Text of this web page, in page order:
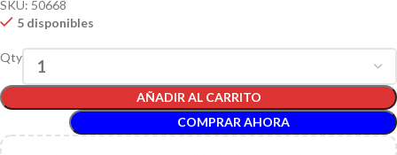
SKU: 50668
5 disponibles
Qty
AÑADIR AL CARRITO
COMPRAR AHORA